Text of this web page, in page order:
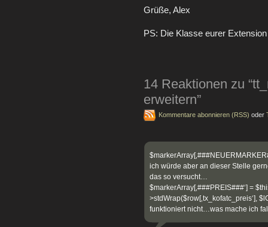
Grüße, Alex
PS: Die Klasse eurer
14 Reaktionen zu
erweitern”
Kommentare abonnieren (RSS) oder
ich würde aber an dieser Stelle
das so versucht…
$markerArray[‚###PREIS###‘] =
>stdWrap($row[‚tx_kofatc_preis‘],
funktioniert nicht…was mache ich